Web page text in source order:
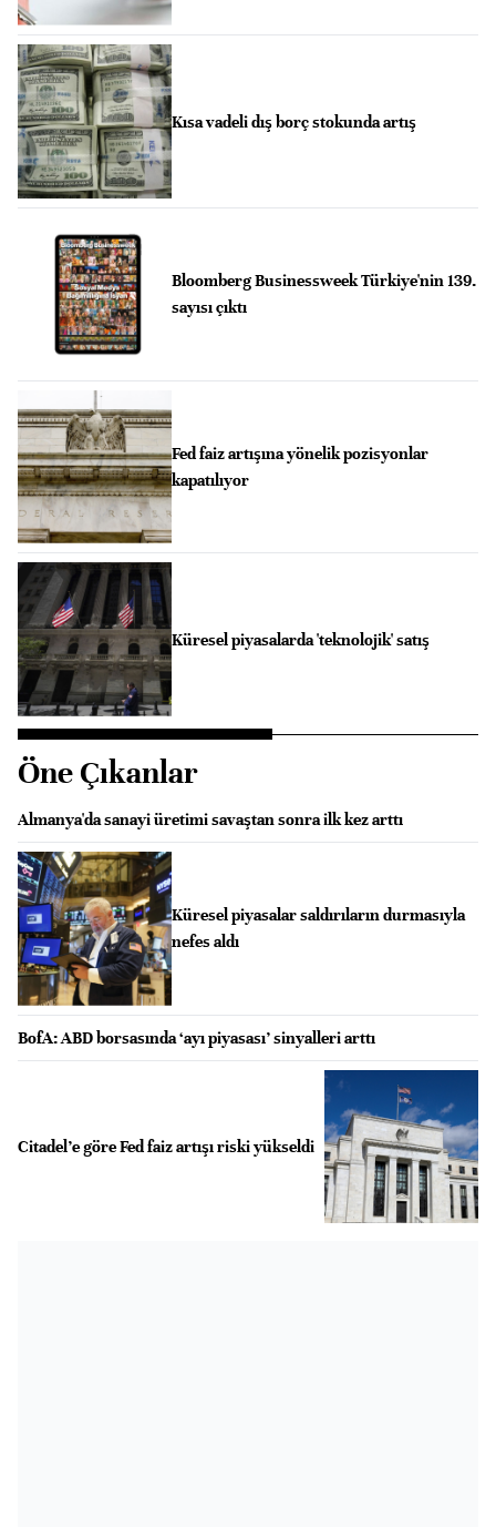
Kısa vadeli dış borç stokunda artış
Bloomberg Businessweek Türkiye'nin 139.
sayısı çıktı
Fed faiz artışına yönelik pozisyonlar
kapatılıyor
Küresel piyasalarda 'teknolojik' satış
Öne Çıkanlar
Almanya'da sanayi üretimi savaştan sonra ilk kez arttı
Küresel piyasalar saldırıların durmasıyla
nefes aldı
BofA: ABD borsasında ‘ayı piyasası’ sinyalleri arttı
Citadel’e göre Fed faiz artışı riski yükseldi